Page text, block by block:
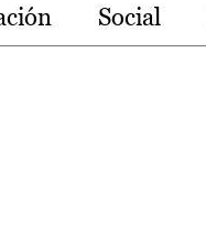
Social